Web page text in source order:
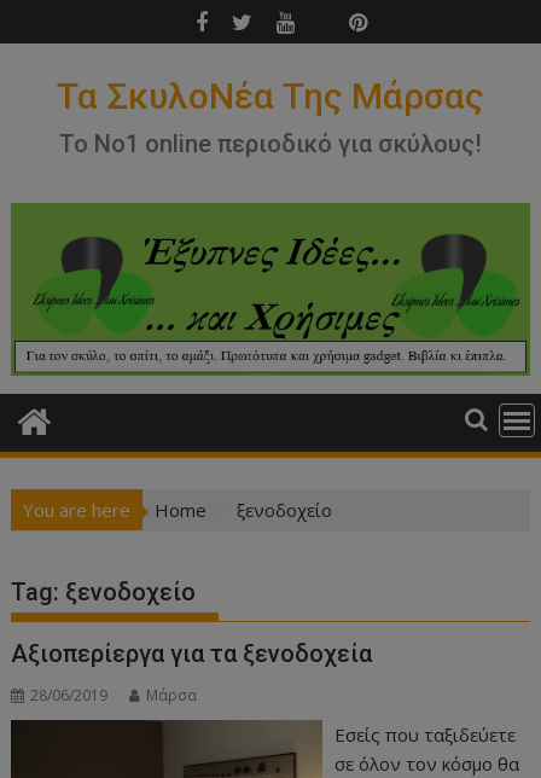
to
Τα ΣκυλοΝέα Της Μάρσας
Το Νο1 online περιοδικό για σκύλους!
You are here Home ξενοδοχείο
Tag: ξενοδοχείο
Αξιοπερίεργα για τα ξενοδοχεία
28/06/2019 Μάρσα
Εσείς που ταξιδεύετε
σε όλον τον κόσμο θα